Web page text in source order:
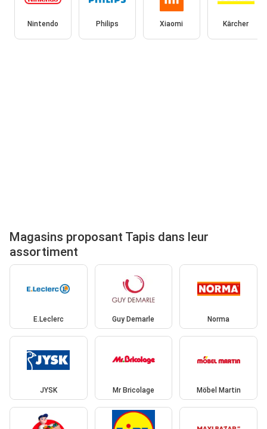
Nintendo Philips Xiaomi Kärcher
Magasins proposant Tapis dans leur
assortiment
E.Leclerc Guy Demarle Norma
JYSK Mr Bricolage Möbel Martin